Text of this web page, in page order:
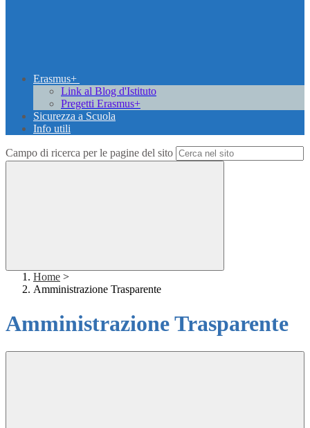
Erasmus+
Link al Blog d'Istituto
Pregetti Erasmus+
Sicurezza a Scuola
Info utili
Campo di ricerca per le pagine del sito
Home >
Amministrazione Trasparente
Amministrazione Trasparente